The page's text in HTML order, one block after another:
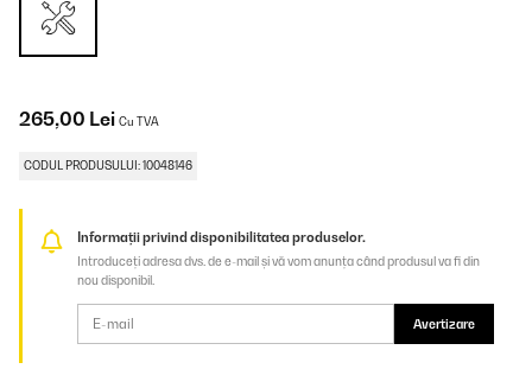
265,00 Lei Cu TVA
CODUL PRODUSULUI: 10048146
Informații privind disponibilitatea produselor.
Introduceți adresa dvs. de e-mail și vă vom anunța când produsul va fi din
nou disponibil.
Avertizare